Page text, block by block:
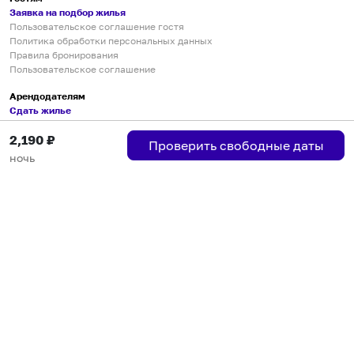
2,190 ₽
ночь
Проверить свободные даты
Заявка на подбор жилья
Пользовательское соглашение гостя
Политика обработки персональных данных
Правила бронирования
Пользовательское соглашение
Арендодателям
Сдать жилье
Пользовательское соглашение
Правила публикации объявлений